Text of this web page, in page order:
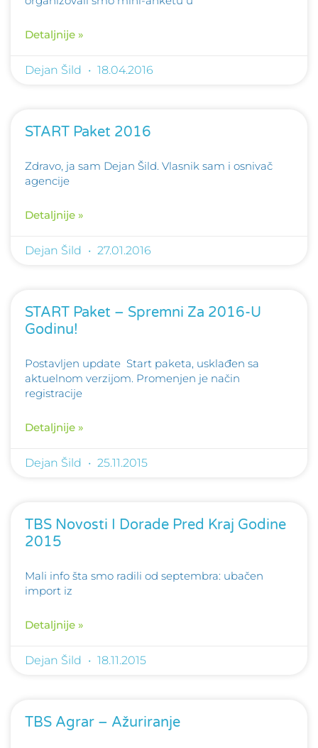
Detaljnije »
Dejan Šild 18.04.2016
START Paket 2016
Zdravo, ja sam Dejan Šild. Vlasnik sam i osnivač
agencije
Detaljnije »
Dejan Šild 27.01.2016
START Paket – Spremni Za 2016-U
Godinu!
Postavljen update Start paketa, usklađen sa
aktuelnom verzijom. Promenjen je način
registracije
Detaljnije »
Dejan Šild 25.11.2015
TBS Novosti I Dorade Pred Kraj Godine
2015
Mali info šta smo radili od septembra: ubačen
import iz
Detaljnije »
Dejan Šild 18.11.2015
TBS Agrar – Ažuriranje